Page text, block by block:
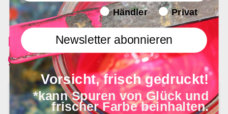
Das könnte dir auch
gefallen …
Endverbraucher/Haendler
Händler Privat
Newsletter abonnieren
Vorsicht, frisch gedruckt!
*kann Spuren von Glück und
frischer Farbe beinhalten.